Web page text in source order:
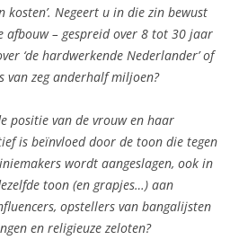
Negeert u in die zin bewust
afbouw – gespreid over 8 tot 30 jaar
‘de hardwerkende Nederlander’ of
van zeg anderhalf miljoen?
positie van de vrouw en haar
is beïnvloed door de toon die tegen
wordt aangeslagen, ook in
toon (en grapjes…) aan
opstellers van bangalijsten
en religieuze zeloten?